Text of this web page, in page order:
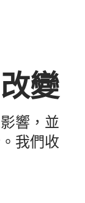
變
響，並
我們收